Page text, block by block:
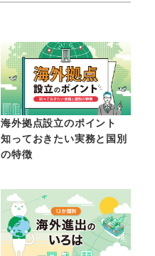
海外拠点設立のポイント
知っておきたい実務と国別
の特徴